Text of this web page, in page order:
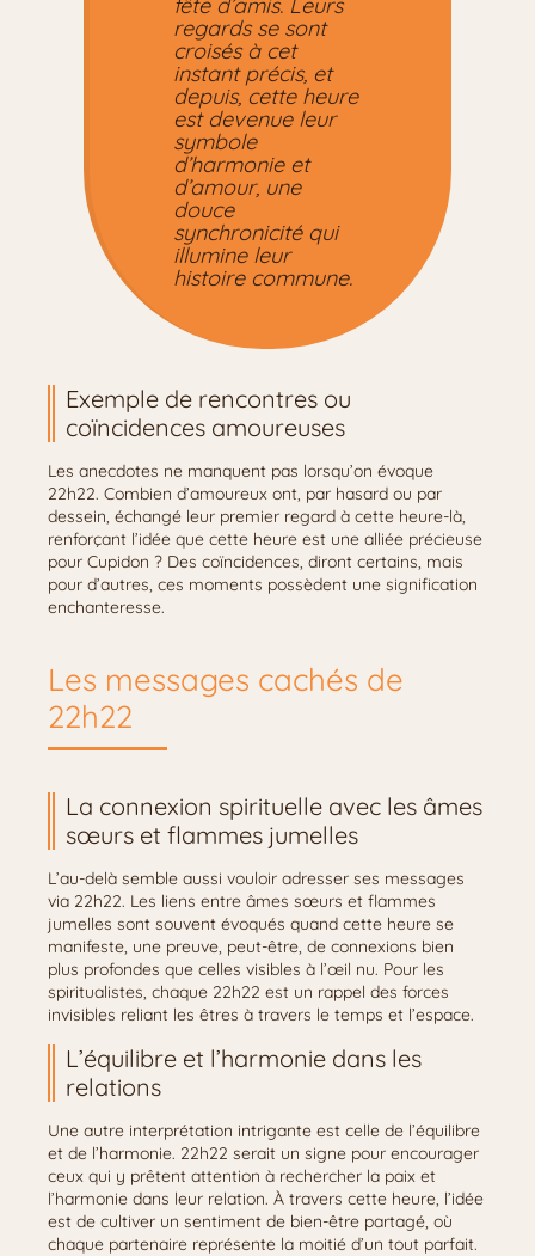
regards se sont
croisés à cet
instant précis, et
depuis, cette heure
est devenue leur
symbole
d’harmonie et
d’amour, une
douce
synchronicité qui
illumine leur
histoire commune.
Exemple de rencontres ou
coïncidences amoureuses
Les anecdotes ne manquent pas lorsqu’on évoque
22h22. Combien d’amoureux ont, par hasard ou par
dessein, échangé leur premier regard à cette heure-là,
renforçant l’idée que cette heure est une alliée précieuse
pour Cupidon ? Des coïncidences, diront certains, mais
pour d’autres, ces moments possèdent une signification
enchanteresse.
Les messages cachés de
22h22
La connexion spirituelle avec les âmes
sœurs et flammes jumelles
L’au-delà semble aussi vouloir adresser ses messages
via 22h22. Les liens entre âmes sœurs et flammes
jumelles sont souvent évoqués quand cette heure se
manifeste, une preuve, peut-être, de connexions bien
plus profondes que celles visibles à l’œil nu. Pour les
spiritualistes, chaque 22h22 est un rappel des forces
invisibles reliant les êtres à travers le temps et l’espace.
L’équilibre et l’harmonie dans les
relations
Une autre interprétation intrigante est celle de l’équilibre
et de l’harmonie. 22h22 serait un signe pour encourager
ceux qui y prêtent attention à rechercher la paix et
l’harmonie dans leur relation. À travers cette heure, l’idée
est de cultiver un sentiment de bien-être partagé, où
chaque partenaire représente la moitié d’un tout parfait.